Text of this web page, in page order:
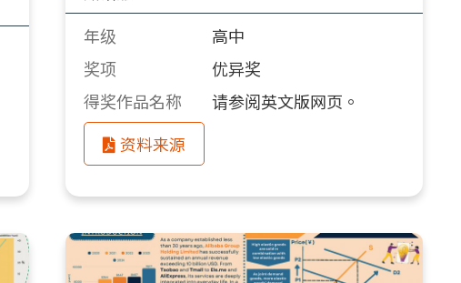
年级
高中
奖项
优异奖
得奖作品名称
请参阅英文版网页。
资料来源